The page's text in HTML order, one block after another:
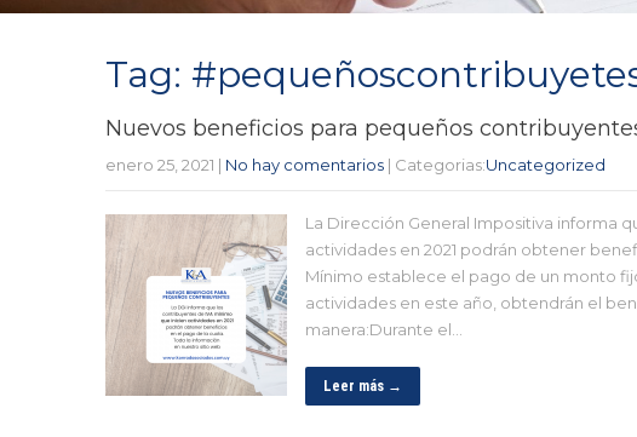
Tag:
Nuevos beneficios para pequeños
enero 25, 2021 | No hay comentarios | Categorias:Uncategorized
La Dirección General Impositiva informa
actividades en 2021 podrán obtener
Mínimo establece el pago de un monto
actividades en este año, obtendrán el
manera:Durante el…
Leer más →